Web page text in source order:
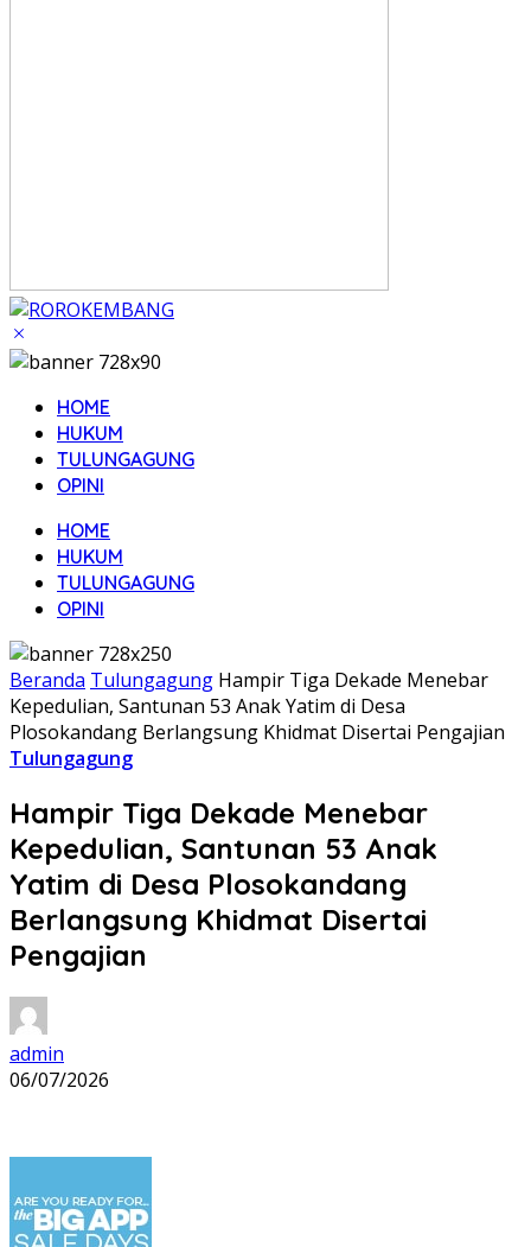
HOME
HUKUM
TULUNGAGUNG
OPINI
HOME
HUKUM
TULUNGAGUNG
OPINI
Beranda Tulungagung Hampir Tiga Dekade Menebar
Kepedulian, Santunan 53 Anak Yatim di Desa
Plosokandang Berlangsung Khidmat Disertai Pengajian
Tulungagung
Hampir Tiga Dekade Menebar
Kepedulian, Santunan 53 Anak
Yatim di Desa Plosokandang
Berlangsung Khidmat Disertai
Pengajian
admin
06/07/2026